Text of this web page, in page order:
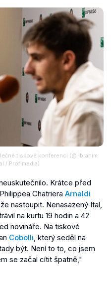
tiskové konferenci (@ Ibrahim
/ Profimedia)
Krátce před
Chatriera Arnaldi
nastoupit. Nenasazený Ital,
na kurtu 19 hodin a 42
novináře. Na tiskové
Cobolli, který seděl na
být. Není to to, co jsem
se začal cítit špatně,"